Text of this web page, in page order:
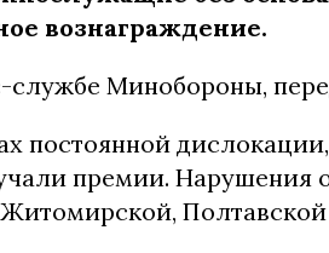
вознаграждение.
Минобороны,
постоянной
премии. Нарушения